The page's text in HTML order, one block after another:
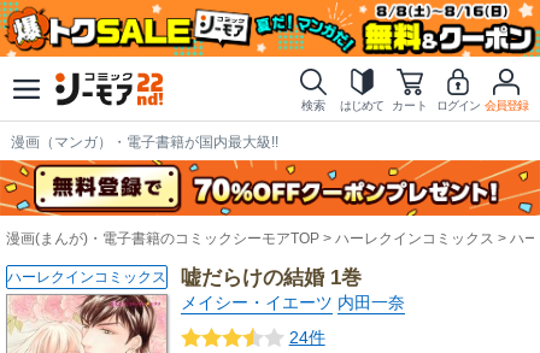
検索 はじめて カート ログイン 会員登録
漫画（マンガ）・電子書籍が国内最大級!!
漫画(まんが)・電子書籍のコミックシーモアTOP ハーレクインコミックス ハ
嘘だらけの結婚 1巻
メイシー・イエーツ 内田一奈
24件
ハーレクインコミックス